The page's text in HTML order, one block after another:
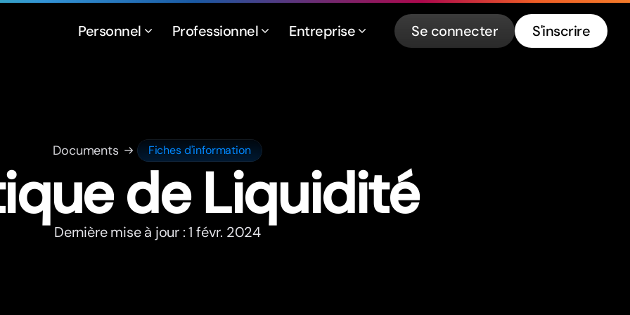
Personnel Professionnel Entreprise Se connecter S'inscrire
Documents Fiches d'information
de Liquidité
Dernière mise à jour : 1 févr. 2024